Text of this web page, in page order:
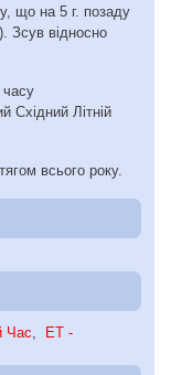
що на 5 г. позаду
Зсув відносно
часу
Східний Літній
всього року.
Час,
ET -